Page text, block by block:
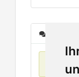
Keine